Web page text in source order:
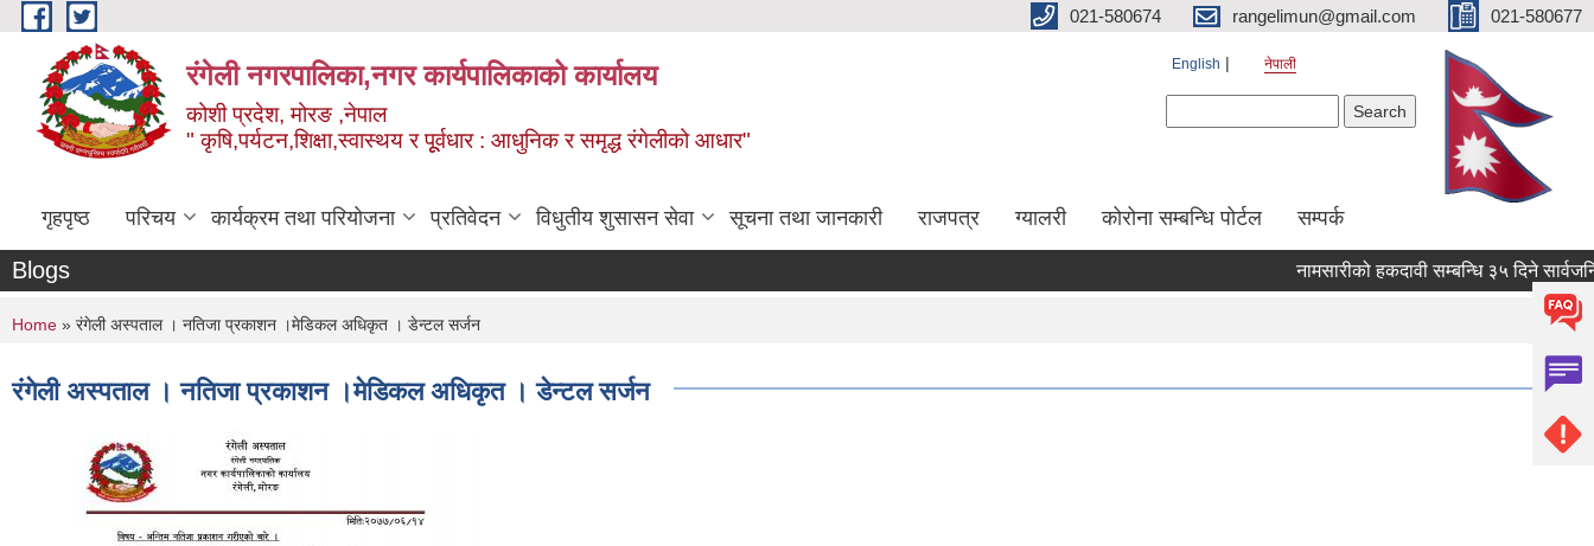
Skip to main content 021-580674 rangelimun@gmail.com 021-580677
रंगेली नगरपालिका,नगर कार्यपालिकाको कार्यालय
कोशी प्रदेश, मोरङ ,नेपाल
" कृषि,पर्यटन,शिक्षा,स्वास्थय र पूूर्वधार : आधुनिक र समृद्ध रंगेलीको आधार"
English नेपाली
गृहपृष्ठ परिचय कार्यक्रम तथा परियोजना प्रतिवेदन विधुतीय शुसासन सेवा सूचना तथा जानकारी राजपत्र ग्यालरी कोरोना सम्बन्धि पोर्टल सम्पर्क
Blogs नामसारीको हकदावी सम्बन्धि ३५ दिने सार्वजनिक
You are here
Home » रंगेली अस्पताल । नतिजा प्रकाशन ।मेडिकल अधिकृत । डेन्टल सर्जन
रंगेली अस्पताल । नतिजा प्रकाशन ।मेडिकल अधिकृत । डेन्टल सर्जन